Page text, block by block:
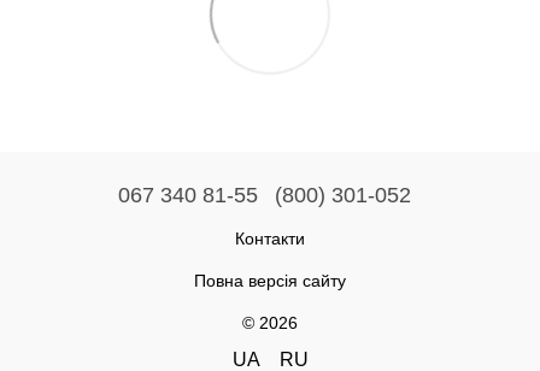
067 340 81-55 (800) 301-052
Контакти
Повна версія сайту
© 2026
UA RU